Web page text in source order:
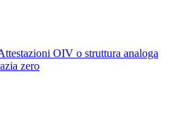
OIV o struttura analoga
zero